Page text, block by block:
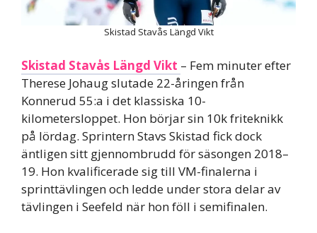
Skistad Stavås Längd Vikt
Skistad Stavås Längd Vikt – Fem minuter efter
Therese Johaug slutade 22-åringen från
Konnerud 55:a i det klassiska 10-
kilometersloppet. Hon börjar sin 10k friteknikk
på lördag. Sprintern Stavs Skistad fick dock
äntligen sitt gjennombrudd för säsongen 2018–
19. Hon kvalificerade sig till VM-finalerna i
sprinttävlingen och ledde under stora delar av
tävlingen i Seefeld när hon föll i semifinalen.